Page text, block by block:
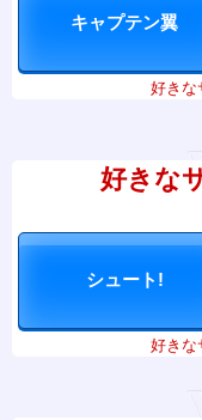
好きな
好きな
好きな